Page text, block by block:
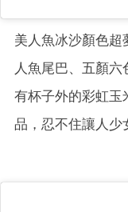
美人魚冰沙顏色超
人魚尾巴、五顏
有杯子外的彩虹玉
品，忍不住讓人少